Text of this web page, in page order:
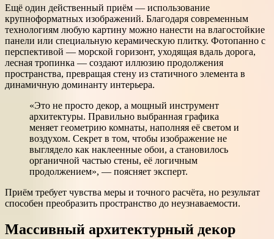
Ещё один действенный приём — использование
крупноформатных изображений. Благодаря современным
технологиям любую картину можно нанести на влагостойкие
панели или специальную керамическую плитку. Фотопанно с
перспективой — морской горизонт, уходящая вдаль дорога,
лесная тропинка — создают иллюзию продолжения
пространства, превращая стену из статичного элемента в
динамичную доминанту интерьера.
«Это не просто декор, а мощный инструмент
архитектуры. Правильно выбранная графика
меняет геометрию комнаты, наполняя её светом и
воздухом. Секрет в том, чтобы изображение не
выглядело как наклеенные обои, а становилось
органичной частью стены, её логичным
продолжением», — поясняет эксперт.
Приём требует чувства меры и точного расчёта, но результат
способен преобразить пространство до неузнаваемости.
Массивный архитектурный декор